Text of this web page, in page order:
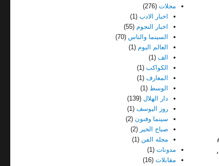
مجلات (276)
اخبار الادب (1)
اخبار النجوم (55)
السينما والناس (70)
العالم اليوم (1)
الف (1)
الكواكب (1)
المعارف (1)
الوسط (1)
دار الهلال (139)
روز اليوسف (1)
سينما وفنون (2)
صباح الخير (2)
مجله الفن (1)
مدونات (1)
مقابلات (16)